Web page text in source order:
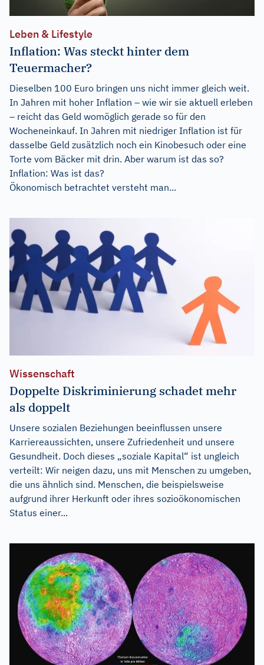
Leben & Lifestyle
Inflation: Was steckt hinter dem
Teuermacher?
Dieselben 100 Euro bringen uns nicht immer gleich weit.
In Jahren mit hoher Inflation – wie wir sie aktuell erleben
– reicht das Geld womöglich gerade so für den
Wocheneinkauf. In Jahren mit niedriger Inflation ist für
dasselbe Geld zusätzlich noch ein Kinobesuch oder eine
Torte vom Bäcker mit drin. Aber warum ist das so?
Inflation: Was ist das?
Ökonomisch betrachtet versteht man...
Wissenschaft
Doppelte Diskriminierung schadet mehr
als doppelt
Unsere sozialen Beziehungen beeinflussen unsere
Karriereaussichten, unsere Zufriedenheit und unsere
Gesundheit. Doch dieses „soziale Kapital“ ist ungleich
verteilt: Wir neigen dazu, uns mit Menschen zu umgeben,
die uns ähnlich sind. Menschen, die beispielsweise
aufgrund ihrer Herkunft oder ihres sozioökonomischen
Status einer...